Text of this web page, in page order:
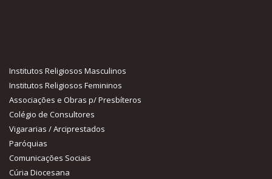
Institutos Religiosos Masculinos
Institutos Religiosos Femininos
Associações e Obras p/ Presbíteros
Colégio de Consultores
Vigararias / Arciprestados
Paróquias
Comunicações Sociais
Cúria Diocesana